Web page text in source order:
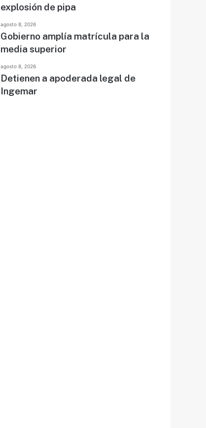
explosión de pipa
agosto 8, 2026
Gobierno amplía matrícula para la
media superior
agosto 8, 2026
Detienen a apoderada legal de
Ingemar